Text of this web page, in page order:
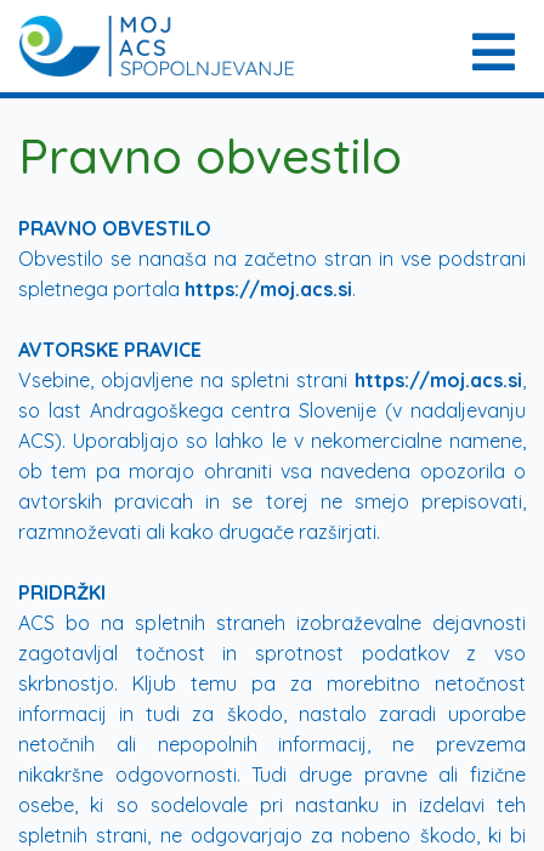
Pravno obvestilo
PRAVNO OBVESTILO
Obvestilo se nanaša na začetno stran in vse podstrani
spletnega portala https://moj.acs.si.
AVTORSKE PRAVICE
Vsebine, objavljene na spletni strani https://moj.acs.si,
so last Andragoškega centra Slovenije (v nadaljevanju
ACS). Uporabljajo so lahko le v nekomercialne namene,
ob tem pa morajo ohraniti vsa navedena opozorila o
avtorskih pravicah in se torej ne smejo prepisovati,
razmnoževati ali kako drugače razširjati.
PRIDRŽKI
ACS bo na spletnih straneh izobraževalne dejavnosti
zagotavljal točnost in sprotnost podatkov z vso
skrbnostjo. Kljub temu pa za morebitno netočnost
informacij in tudi za škodo, nastalo zaradi uporabe
netočnih ali nepopolnih informacij, ne prevzema
nikakršne odgovornosti. Tudi druge pravne ali fizične
osebe, ki so sodelovale pri nastanku in izdelavi teh
spletnih strani, ne odgovarjajo za nobeno škodo, ki bi